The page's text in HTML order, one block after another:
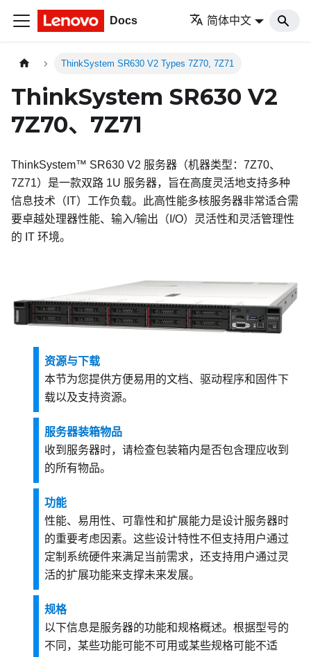
Docs 简体中文
ThinkSystem SR630 V2 Types 7Z70, 7Z71
ThinkSystem SR630 V2
7Z70、7Z71
ThinkSystem™ SR630 V2 服务器（机器类型： 7Z70、
7Z71）是一款双路 1U 服务器，旨在高度灵活地支持多种
信息技术（IT）工作负载。此高性能多核服务器非常适合需
要卓越处理器性能、输入/输出（I/O）灵活性和灵活管理性
的 IT 环境。
资源与下载
本节为您提供方便易用的文档、驱动程序和固件下
载以及支持资源。
服务器装箱物品
收到服务器时，请检查包装箱内是否包含理应收到
的所有物品。
功能
性能、易用性、可靠性和扩展能力是设计服务器时
的重要考虑因素。这些设计特性不但支持用户通过
定制系统硬件来满足当前需求，还支持用户通过灵
活的扩展功能来支撑未来发展。
规格
以下信息是服务器的功能和规格概述。根据型号的
不同，某些功能可能不可用或某些规格可能不适